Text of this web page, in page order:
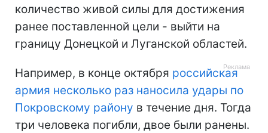
количество живой силы для достижения
ранее поставленной цели - выйти на
границу Донецкой и Луганской областей.
Например, в конце октября российская
армия несколько раз наносила удары по
Покровскому району в течение дня. Тогда
три человека погибли, двое были ранены.